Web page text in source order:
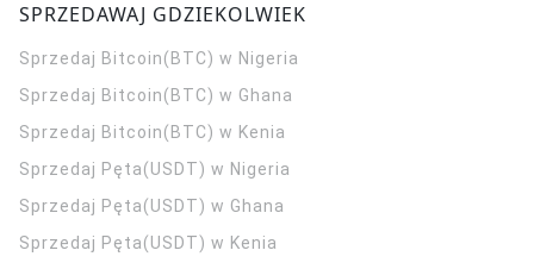
SPRZEDAWAJ GDZIEKOLWIEK
Sprzedaj Bitcoin(BTC) w Nigeria
Sprzedaj Bitcoin(BTC) w Ghana
Sprzedaj Bitcoin(BTC) w Kenia
Sprzedaj Pęta(USDT) w Nigeria
Sprzedaj Pęta(USDT) w Ghana
Sprzedaj Pęta(USDT) w Kenia